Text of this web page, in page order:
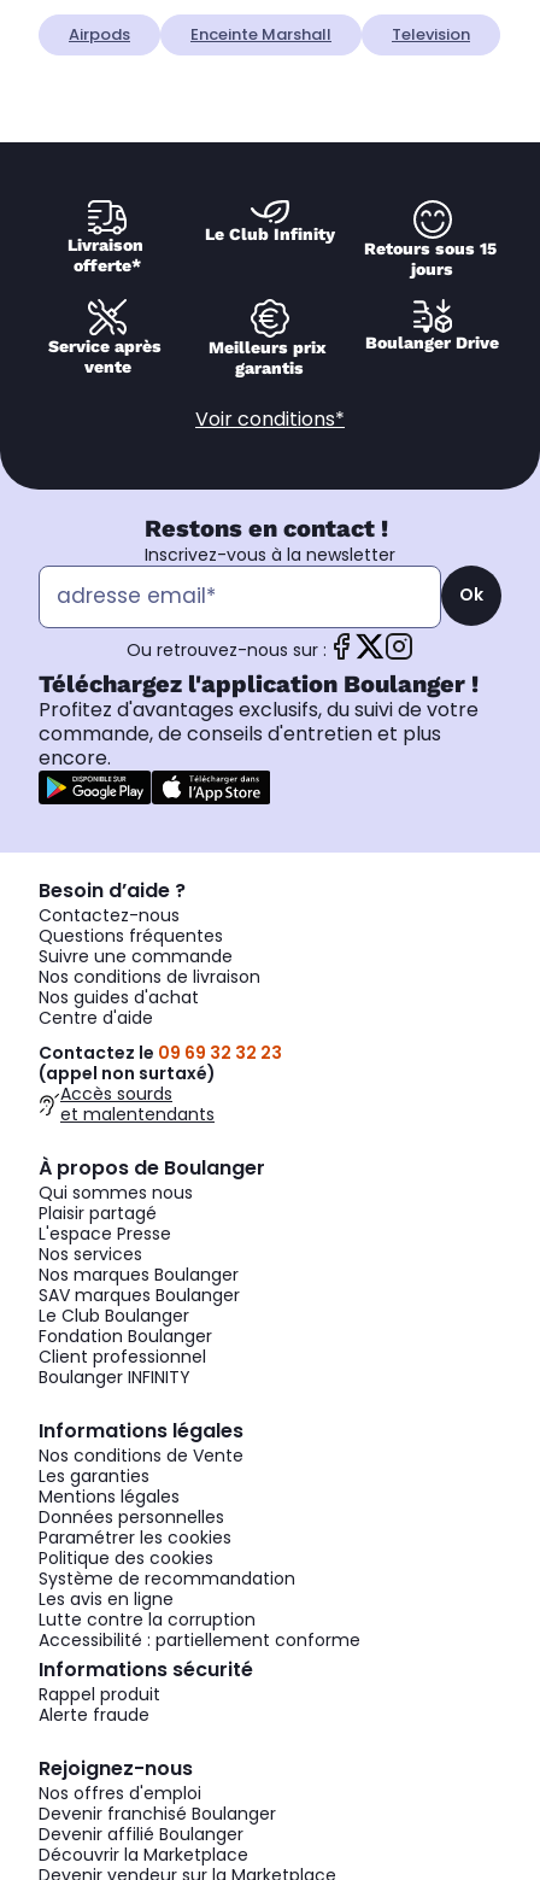
Airpods Enceinte Marshall Television
Livraison
offerte*
Le Club Infinity
Retours sous 15
jours
Service après
vente
Meilleurs prix
garantis
Boulanger Drive
Voir conditions*
Restons en contact !
Inscrivez-vous à la newsletter
Ok
Ou retrouvez-nous sur :
Téléchargez l'application Boulanger !
Profitez d'avantages exclusifs, du suivi de votre
commande, de conseils d'entretien et plus
encore.
Besoin d’aide ?
Contactez-nous
Questions fréquentes
Suivre une commande
Nos conditions de livraison
Nos guides d'achat
Centre d'aide
Contactez le 09 69 32 32 23
(appel non surtaxé)
Accès sourds
et malentendants
À propos de Boulanger
Qui sommes nous
Plaisir partagé
L'espace Presse
Nos services
Nos marques Boulanger
SAV marques Boulanger
Le Club Boulanger
Fondation Boulanger
Client professionnel
Boulanger INFINITY
Informations légales
Nos conditions de Vente
Les garanties
Mentions légales
Données personnelles
Paramétrer les cookies
Politique des cookies
Système de recommandation
Les avis en ligne
Lutte contre la corruption
Accessibilité : partiellement conforme
Informations sécurité
Rappel produit
Alerte fraude
Rejoignez-nous
Nos offres d'emploi
Devenir franchisé Boulanger
Devenir affilié Boulanger
Découvrir la Marketplace
Devenir vendeur sur la Marketplace